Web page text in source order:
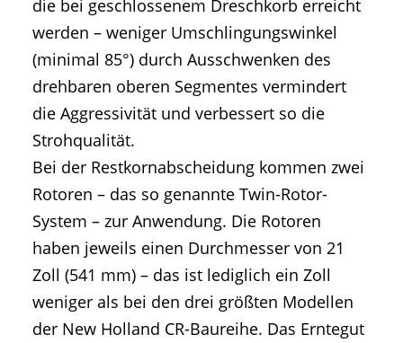
die bei geschlossenem Dreschkorb erreicht
werden – weniger Umschlingungswinkel
(minimal 85°) durch Ausschwenken des
drehbaren oberen Segmentes vermindert
die Aggressivität und verbessert so die
Strohqualität.
Bei der Restkornabscheidung kommen zwei
Rotoren – das so genannte Twin-Rotor-
System – zur Anwendung. Die Rotoren
haben jeweils einen Durchmesser von 21
Zoll (541 mm) – das ist lediglich ein Zoll
weniger als bei den drei größten Modellen
der New Holland CR-Baureihe. Das Erntegut